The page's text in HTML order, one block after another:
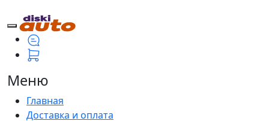
Меню
Главная
Доставка и оплата